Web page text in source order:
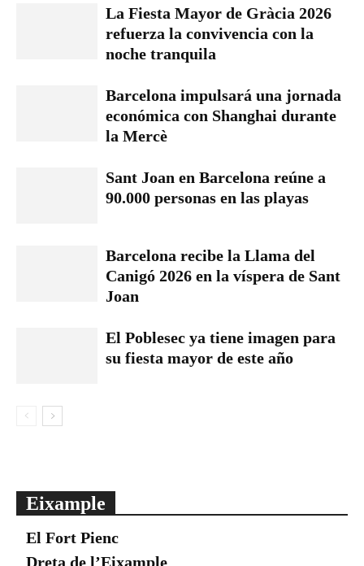
La Fiesta Mayor de Gràcia 2026
refuerza la convivencia con la
noche tranquila
Barcelona impulsará una jornada
económica con Shanghai durante
la Mercè
Sant Joan en Barcelona reúne a
90.000 personas en las playas
Barcelona recibe la Llama del
Canigó 2026 en la víspera de Sant
Joan
El Poblesec ya tiene imagen para
su fiesta mayor de este año
Eixample
El Fort Pienc
Dreta de l’Eixample